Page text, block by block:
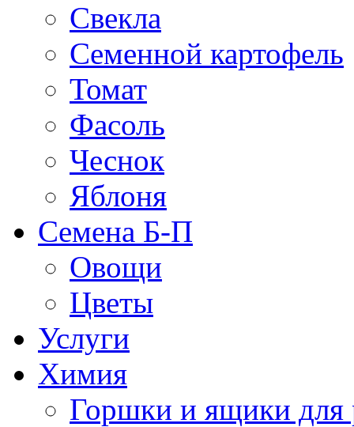
Свекла
Семенной картофель
Томат
Фасоль
Чеснок
Яблоня
Семена Б-П
Овощи
Цветы
Услуги
Химия
Горшки и ящики для